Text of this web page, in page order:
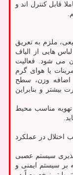
قابل کنترل اند و
ملزم به تعریق
هایی از الیاف
می شود. فعالیت
یا هوای گرم
اضافه وزن، سطح
بیشتر و بنابراین
تهویه مناسب محیط
اختلال در عملکرد
سیستم عصبی
بر سیستم ایمنی و